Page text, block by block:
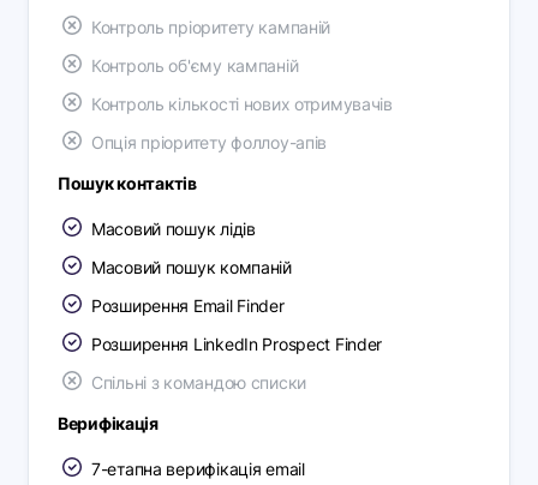
Контроль пріоритету кампаній
Контроль об'єму кампаній
Контроль кількості нових отримувачів
Опція пріоритету фоллоу-апів
Пошук контактів
Масовий пошук лідів
Масовий пошук компаній
Розширення Email Finder
Розширення LinkedIn Prospect Finder
Спільні з командою списки
Верифікація
7-етапна верифікація email